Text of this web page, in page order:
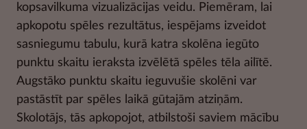
kopsavilkuma vizualizācijas veidu. Piemēram, lai
apkopotu spēles rezultātus, iespējams izveidot
sasniegumu tabulu, kurā katra skolēna iegūto
punktu skaitu ieraksta izvēlētā spēles tēla ailītē.
Augstāko punktu skaitu ieguvušie skolēni var
pastāstīt par spēles laikā gūtajām atziņām.
Skolotājs, tās apkopojot, atbilstoši saviem mācību